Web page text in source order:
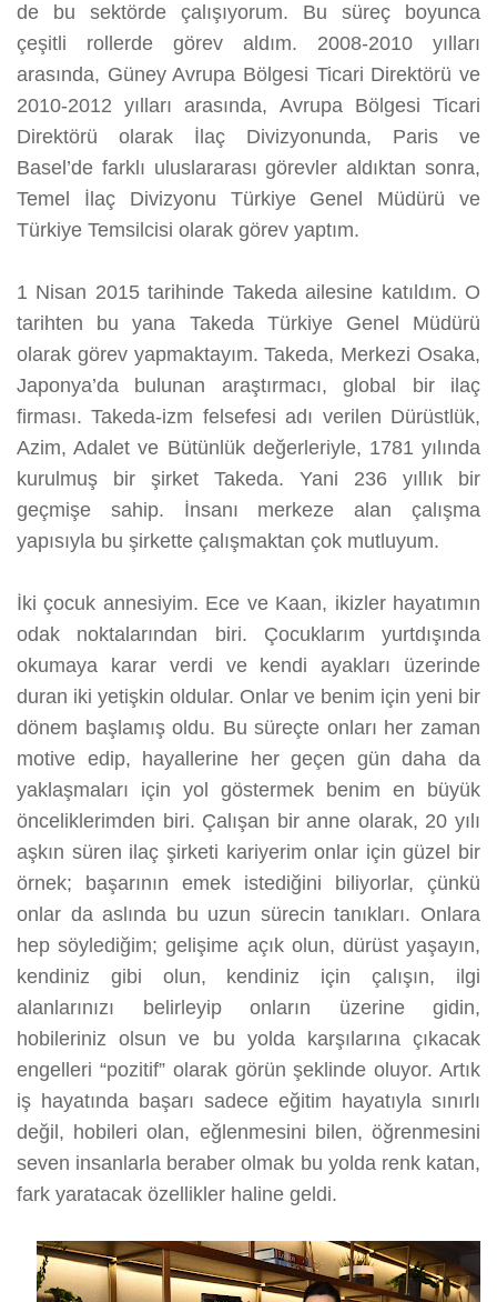
de bu sektörde çalışıyorum. Bu süreç boyunca
çeşitli rollerde görev aldım. 2008-2010 yılları
arasında, Güney Avrupa Bölgesi Ticari Direktörü ve
2010-2012 yılları arasında, Avrupa Bölgesi Ticari
Direktörü olarak İlaç Divizyonunda, Paris ve
Basel’de farklı uluslararası görevler aldıktan sonra,
Temel İlaç Divizyonu Türkiye Genel Müdürü ve
Türkiye Temsilcisi olarak görev yaptım.
1 Nisan 2015 tarihinde Takeda ailesine katıldım. O
tarihten bu yana Takeda Türkiye Genel Müdürü
olarak görev yapmaktayım. Takeda, Merkezi Osaka,
Japonya’da bulunan araştırmacı, global bir ilaç
firması. Takeda-izm felsefesi adı verilen Dürüstlük,
Azim, Adalet ve Bütünlük değerleriyle, 1781 yılında
kurulmuş bir şirket Takeda. Yani 236 yıllık bir
geçmişe sahip. İnsanı merkeze alan çalışma
yapısıyla bu şirkette çalışmaktan çok mutluyum.
İki çocuk annesiyim. Ece ve Kaan, ikizler hayatımın
odak noktalarından biri. Çocuklarım yurtdışında
okumaya karar verdi ve kendi ayakları üzerinde
duran iki yetişkin oldular. Onlar ve benim için yeni bir
dönem başlamış oldu. Bu süreçte onları her zaman
motive edip, hayallerine her geçen gün daha da
yaklaşmaları için yol göstermek benim en büyük
önceliklerimden biri. Çalışan bir anne olarak, 20 yılı
aşkın süren ilaç şirketi kariyerim onlar için güzel bir
örnek; başarının emek istediğini biliyorlar, çünkü
onlar da aslında bu uzun sürecin tanıkları. Onlara
hep söylediğim; gelişime açık olun, dürüst yaşayın,
kendiniz gibi olun, kendiniz için çalışın, ilgi
alanlarınızı belirleyip onların üzerine gidin,
hobileriniz olsun ve bu yolda karşılarına çıkacak
engelleri “pozitif” olarak görün şeklinde oluyor. Artık
iş hayatında başarı sadece eğitim hayatıyla sınırlı
değil, hobileri olan, eğlenmesini bilen, öğrenmesini
seven insanlarla beraber olmak bu yolda renk katan,
fark yaratacak özellikler haline geldi.